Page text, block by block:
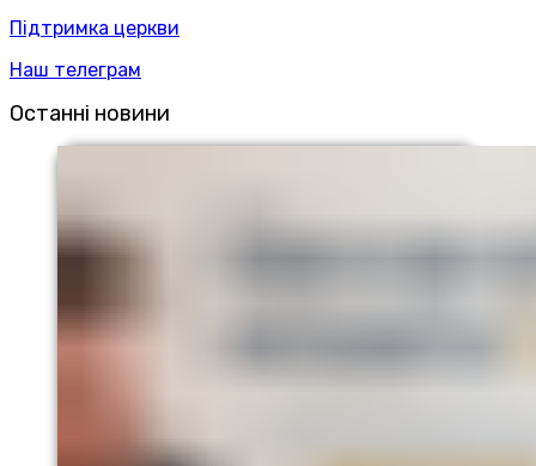
Підтримка церкви
Наш телеграм
Останні новини